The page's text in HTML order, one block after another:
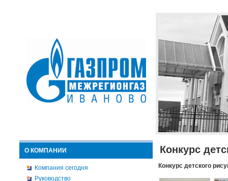
О КОМПАНИИ
Компания сегодня
Руководство
Конкурс
Конкурс детского